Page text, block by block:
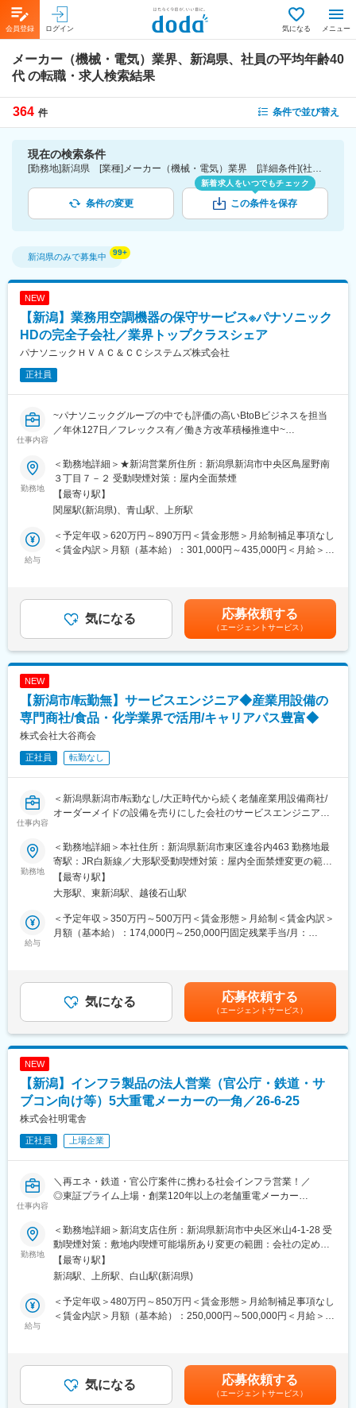
会員登録 ログイン 気になる メニュー
メーカー（機械・電気）業界、新潟県、社員の平均年齢40
代 の転職・求人検索結果
364 件 条件で並び替え
現在の検索条件
[勤務地]新潟県 [業種]メーカー（機械・電気）業界 [詳細条件](社員の平均年齢)40代
条件の変更
新着求人をいつでもチェック
この条件を保存
新潟県のみで募集中
NEW
【新潟】業務用空調機器の保守サービス※パナソニック
HDの完全子会社／業界トップクラスシェア
パナソニックＨＶＡＣ＆ＣＣシステムズ株式会社
正社員
仕事内容
~パナソニックグループの中でも評価の高いBtoBビジネスを担当
／年休127日／フレックス有／働き方改革積極推進中~
■業務内容
入社後は、提案活動やフロント業務、サービス委託会社の管理や
技術相談をご担当いただきます。
※実際に修理などは行いません！
・PAC、GHP、吸収式の保守、整備営業担当（ソリューション提
案活動）
・PAC、GHP、吸収式のフロント業務、お客様対応、顧客接点強
■採用背景
業務用空調（PAC、GHP、吸収式）の事業領域の拡大に伴う、保
■1日の流れ（イメージ）
09：00 出社（メールチェックや見積書の作成及び提出。）
10：00 電話対応（お客様からの問い合わせに対応します。ま
ります。）
機器の特異現象などの共有や、今後の予定などを共有します。）
15：00 お客様先に伺い、整備作業などの打ち合わせ（ 協力会社
18：00 帰社・社内業務（メールチェックや売上処理など。）
19：00 退社
■働く社員のインタビュー記事
https://commercial-equipment-
systems.jpn.panasonic.com/recruit/person/08/
や商業施設の空調機器、太陽光発電システムまで多岐渡る商材を
扱う中で、販売から設置、購入後のメンテナンスまで全てを自社
で一貫して行い、得られたデータをシステムに還元する事で、顧
勤務地
＜勤務地詳細＞★新潟営業所住所：新潟県新潟市中央区鳥屋野南
３丁目７－２ 受動喫煙対策：屋内全面禁煙
【最寄り駅】
関屋駅(新潟県)、青山駅、上所駅
給与
＜予定年収＞620万円～890万円＜賃金形態＞月給制補足事項なし
＜賃金内訳＞月額（基本給）：301,000円～435,000円＜月給＞
期昇給ではありません■賞与：年2回賃金はあくまでも目安の金額
であり、選考を通じて上下する可能性があります。月給(月額)は固
定手当を含めた表記です。
気になる 応募依頼する
（エージェントサービス）
NEW
【新潟市/転勤無】サービスエンジニア◆産業用設備の
専門商社/食品・化学業界で活用/キャリアパス豊富◆
株式会社大谷商会
正社員 転勤なし
仕事内容
＜新潟県新潟市/転勤なし/大正時代から続く老舗産業用設備商社/
オーダーメイドの設備を売りにした会社のサービスエンジニアを
ます＞
■業務内容
製造現場の搬送機器や設備等の設置、修理、メンテナンスを担当
していただきます。商社として扱うメーカー規格品はもちろん、
自社で設計・製作を行った製品（自社の設計グループ）の設置や
保守点検も担当いただきますので、幅広い種類の製品に携わるこ
｢ユニプロ事業部・ユニサービスグループ｣となります。
■配属先：在籍5名（年齢40～60代、男性のみ）
■直近の取組み
・産業機械オーバーホール
・食品工場向けのコンベヤベルト巻替え
■給与について
個人実績については、定量的な成果だけではなく、取り組み姿勢
映しております。
変更の範囲：会社の定める業務
勤務地
＜勤務地詳細＞本社住所：新潟県新潟市東区逢谷内463 勤務地最
寄駅：JR白新線／大形駅受動喫煙対策：屋内全面禁煙変更の範
囲：無
【最寄り駅】
大形駅、東新潟駅、越後石山駅
給与
＜予定年収＞350万円～500万円＜賃金形態＞月給制＜賃金内訳＞
月額（基本給）：174,000円～250,000円固定残業手当/月：
年収条件等は、経験等を考慮して決定いたします。■給与改定：年
1回■賞与：年2回（8月、1月）■通勤手当：11,000円賃金はあくま
でも目安の金額であり、選考を通じて上下する可能性がありま
す。月給(月額)は固定手当を含めた表記です。
気になる 応募依頼する
（エージェントサービス）
NEW
【新潟】インフラ製品の法人営業（官公庁・鉄道・サ
ブコン向け等）5大重電メーカーの一角／26-6-25
株式会社明電舎
正社員 上場企業
仕事内容
＼再エネ・鉄道・官公庁案件に携わる社会インフラ営業！／
◎東証プライム上場・創業120年以上の老舗重電メーカー
■募集背景
カーボンニュートラル（CN）実現に向けた取り組みや、社会イン
フラの老朽化対策、デジタル化・DX推進などを背景に、設備投資
やシステム更新のニーズが高まっています。当社では、環境配慮
型製品や蓄電池システムの導入提案に加え、既設設備のDX化・高
度化を実現する改造提案など、お客様の課題やニーズに応じたソ
ト推進にご活躍いただける人材を募集します。
勤務地
＜勤務地詳細＞新潟支店住所：新潟県新潟市中央区米山4-1-28 受
動喫煙対策：敷地内喫煙可能場所あり変更の範囲：会社の定める
事業所
【最寄り駅】
新潟駅、上所駅、白山駅(新潟県)
給与
＜予定年収＞480万円～850万円＜賃金形態＞月給制補足事項なし
＜賃金内訳＞月額（基本給）：250,000円～500,000円＜月給＞
年2回（6月、12月）※業績による賃金はあくまでも目安の金額で
あり、選考を通じて上下する可能性があります。月給(月額)は固定
手当を含めた表記です。
気になる 応募依頼する
（エージェントサービス）